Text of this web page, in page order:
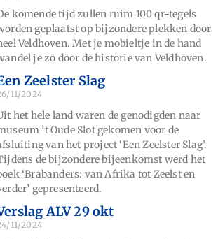
komende tijd zullen ruim 100 qr-tegels
geplaatst op bijzondere plekken door
Veldhoven. Met je mobieltje in de hand
je zo door de historie van Veldhoven.
Zeelster Slag
11/2024
het hele land waren de genodigden naar
’t Oude Slot gekomen voor de
van het project ‘Een Zeelster Slag’.
de bijzondere bijeenkomst werd het
‘Brabanders: van Afrika tot Zeelst en
gepresenteerd.
ALV 29 okt
11/2024